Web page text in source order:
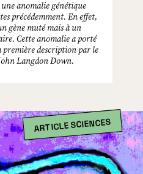
anomalie génétique
précédemment. En effet,
gène muté mais à un
Cette anomalie a porté
première description par le
Langdon Down.
ARTICLE SCIENCES